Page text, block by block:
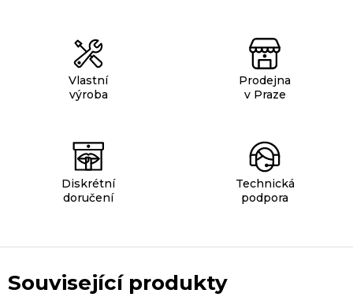
Vlastní
výroba
Prodejna
v Praze
Diskrétní
doručení
Technická
podpora
Související produkty